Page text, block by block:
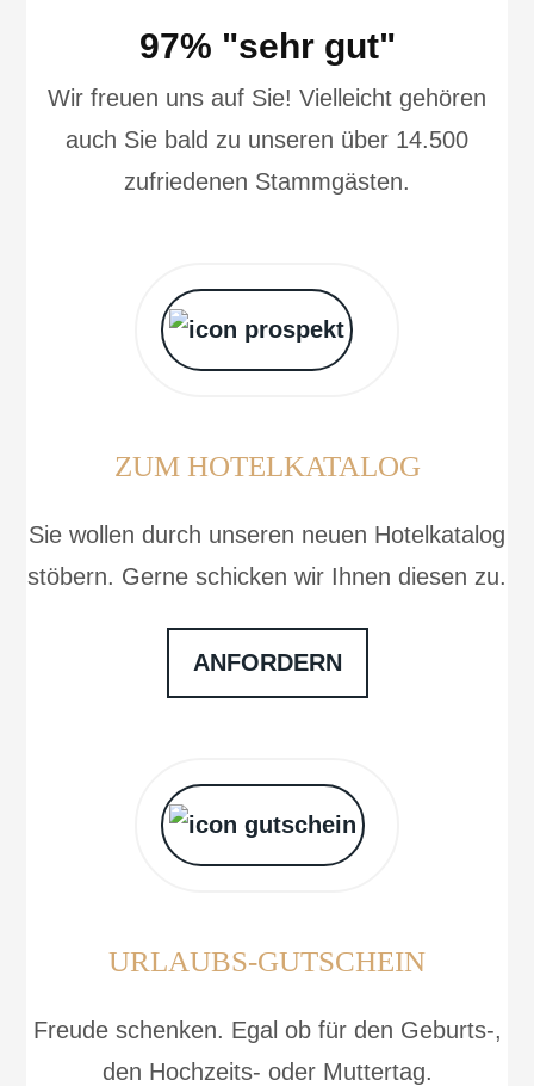
97% "sehr gut"
Wir freuen uns auf Sie! Vielleicht gehören
auch Sie bald zu unseren über 14.500
zufriedenen Stammgästen.
ZUM HOTELKATALOG
Sie wollen durch unseren neuen Hotelkatalog
stöbern. Gerne schicken wir Ihnen diesen zu.
ANFORDERN
URLAUBS-GUTSCHEIN
Freude schenken. Egal ob für den Geburts-,
den Hochzeits- oder Muttertag.